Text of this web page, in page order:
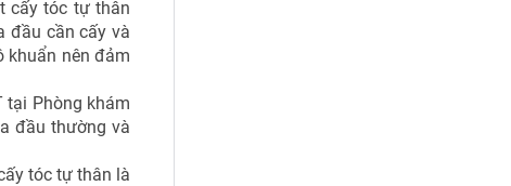
cấy tóc tự thân
đầu cần cấy và
khuẩn nên đảm
tại Phòng khám
đầu thường và
tóc tự thân là